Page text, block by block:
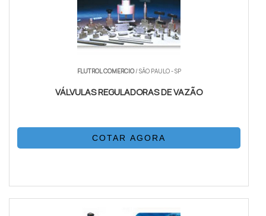
FLUTROL COMERCIO/ SÃO PAULO - SP
VÁLVULAS REGULADORAS DE VAZÃO
COTAR AGORA